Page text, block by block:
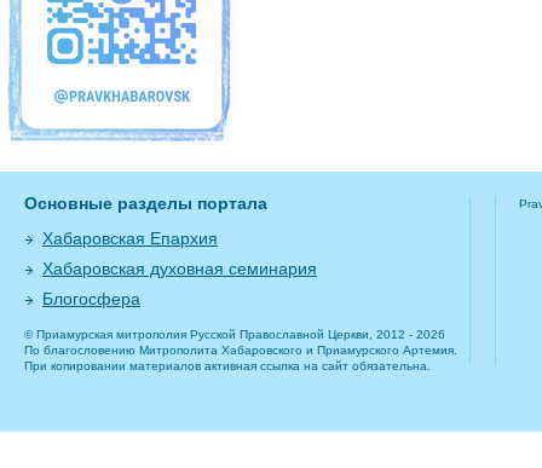
Основные разделы портала
Хабаровская Епархия
Хабаровская духовная семинария
Блогосфера
© Приамурская митрополия Русской Православной Церкви, 2012 - 2026
По благословению Митрополита Хабаровского и Приамурского Артемия.
При копировании материалов активная ссылка на сайт обязательна.